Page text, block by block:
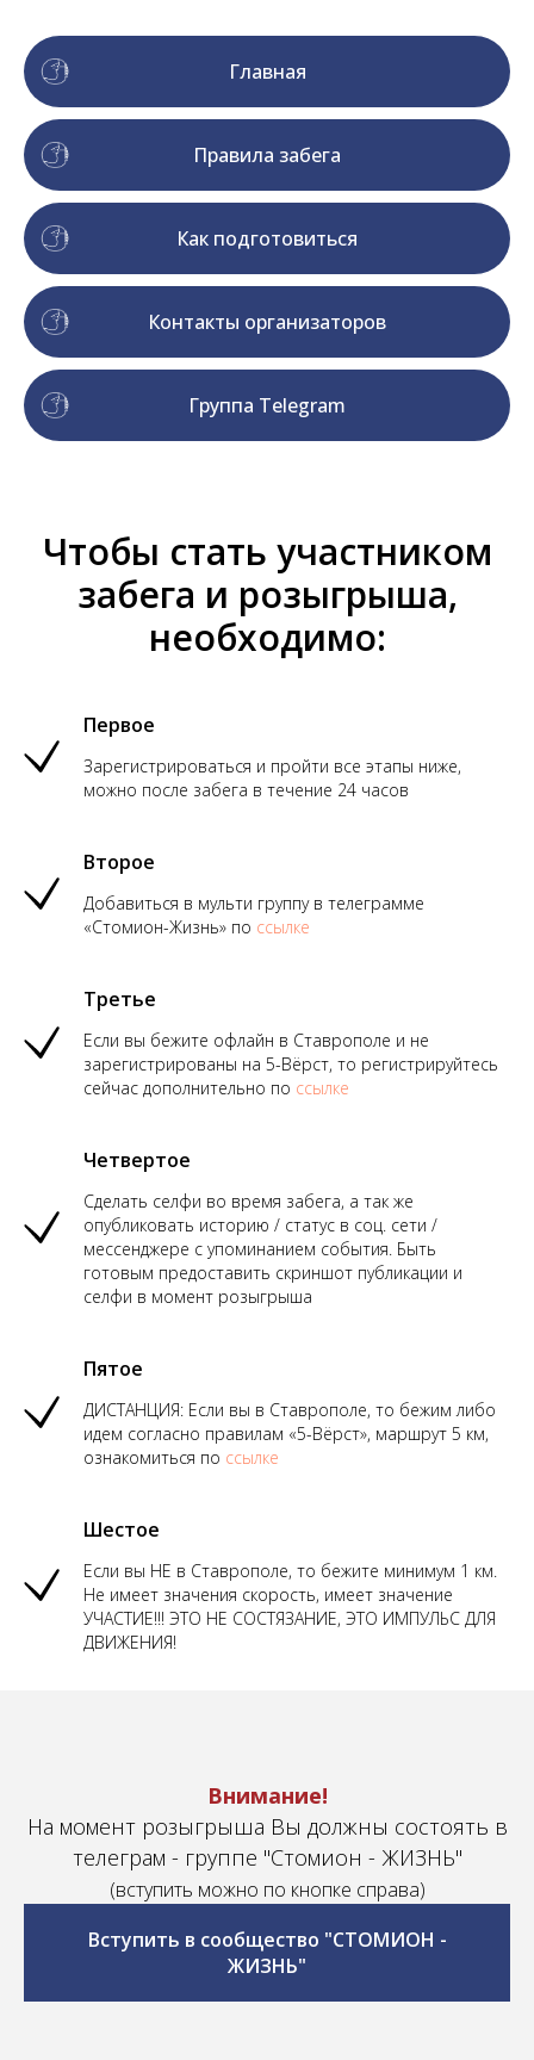
Главная
Правила забега
Как подготовиться
Контакты организаторов
Группа Telegram
Чтобы стать участником
забега и розыгрыша,
необходимо:
Первое
Зарегистрироваться и пройти все этапы ниже,
можно после забега в течение 24 часов
Второе
Добавиться в мульти группу в телеграмме
«Стомион-Жизнь» по ссылке
Третье
Если вы бежите офлайн в Ставрополе и не
зарегистрированы на 5-Вёрст, то регистрируйтесь
сейчас дополнительно по ссылке
Четвертое
Сделать селфи во время забега, а так же
опубликовать историю / статус в соц. сети /
мессенджере с упоминанием события. Быть
готовым предоставить скриншот публикации и
селфи в момент розыгрыша
Пятое
ДИСТАНЦИЯ: Если вы в Ставрополе, то бежим либо
идем согласно правилам «5-Вёрст», маршрут 5 км,
ознакомиться по ссылке
Шестое
Если вы НЕ в Ставрополе, то бежите минимум 1 км.
Не имеет значения скорость, имеет значение
УЧАСТИЕ!!! ЭТО НЕ СОСТЯЗАНИЕ, ЭТО ИМПУЛЬС ДЛЯ
ДВИЖЕНИЯ!
Внимание!
На момент розыгрыша Вы должны состоять в
телеграм - группе "Стомион - ЖИЗНЬ"
(вступить можно по кнопке справа)
Вступить в сообщество "СТОМИОН -
ЖИЗНЬ"